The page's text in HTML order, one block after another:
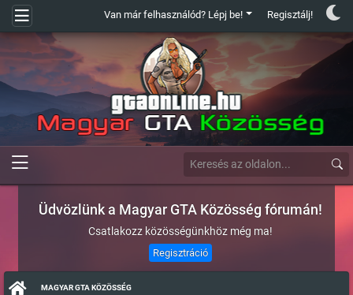
Van már felhasználód? Lépj be! Regisztálj!
Üdvözlünk a Magyar GTA Közösség fórumán!
Csatlakozz közösségünkhöz még ma!
Regisztráció
MAGYAR GTA KÖZÖSSÉG